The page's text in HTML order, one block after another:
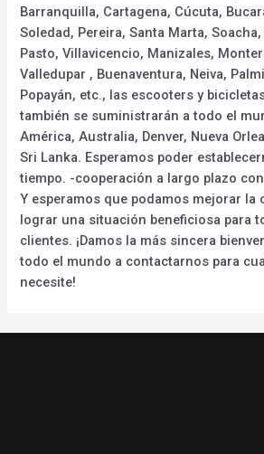
Barranquilla, Cartagena, Cúcuta,
Soledad, Pereira, Santa Marta,
Pasto, Villavicencio, Manizales,
Valledupar , Buenaventura, Neiva,
Popayán, etc., las escooters y
también se suministrarán a todo el
América, Australia, Denver, Nueva
Sri Lanka. Esperamos poder
tiempo. -cooperación a largo plazo
Y esperamos que podamos mejorar la
lograr una situación beneficiosa para
clientes. ¡Damos la más sincera
todo el mundo a contactarnos para
necesite!